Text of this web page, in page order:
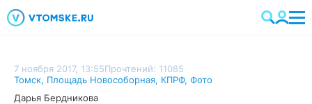
7 ноября 2017, 13:55Прочтений: 11085
Томск, Площадь Новособорная, КПРФ, Фото
Дарья Бердникова